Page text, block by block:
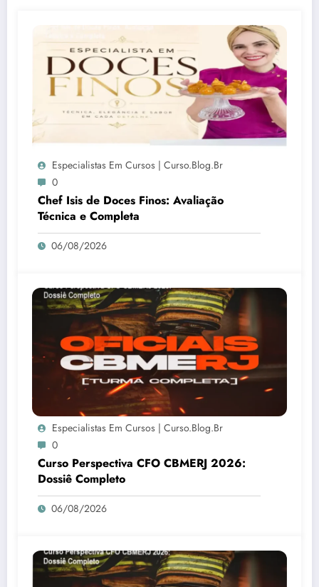
Especialistas Em Cursos | Curso.blog.br
0
Chef Isis de Doces Finos: Avaliação
Técnica e Completa
06/08/2026
Especialistas Em Cursos | Curso.blog.br
0
Curso Perspectiva CFO CBMERJ 2026:
Dossiê Completo
06/08/2026